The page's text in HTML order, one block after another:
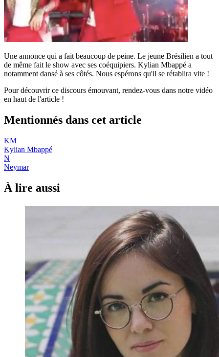
Une annonce qui a fait beaucoup de peine. Le jeune Brésilien a tout
de même fait le show avec ses coéquipiers. Kylian Mbappé a
notamment dansé à ses côtés. Nous espérons qu'il se rétablira vite !
Pour découvrir ce discours émouvant, rendez-vous dans notre vidéo
en haut de l'article !
Mentionnés dans cet article
KM
Kylian Mbappé
N
Neymar
À lire aussi